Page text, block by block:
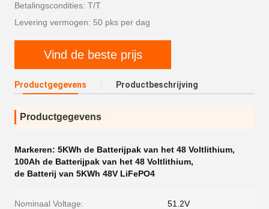
Betalingscondities: T/T
Levering vermogen: 50 pks per dag
Vind de beste prijs
Productgegevens Productbeschrijving
Productgegevens
Markeren: 5KWh de Batterijpak van het 48 Voltlithium,
100Ah de Batterijpak van het 48 Voltlithium,
de Batterij van 5KWh 48V LiFePO4
Nominaal Voltage: 51.2V